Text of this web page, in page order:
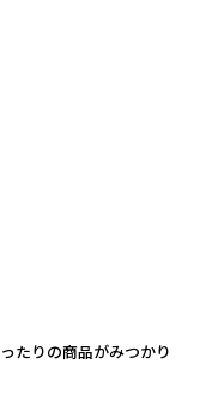
たりの商品がみつかり